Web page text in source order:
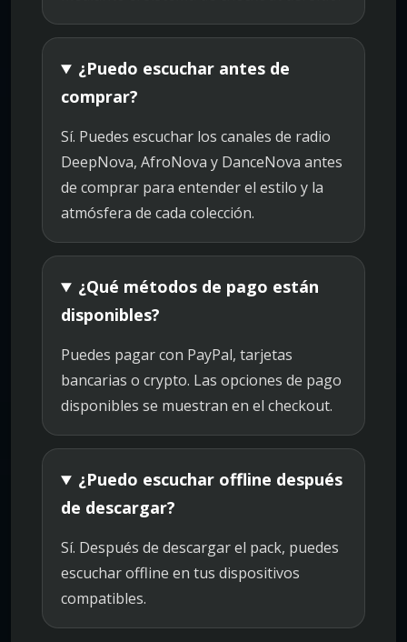
¿Puedo escuchar antes de
comprar?
Sí. Puedes escuchar los canales de radio
DeepNova, AfroNova y DanceNova antes
de comprar para entender el estilo y la
atmósfera de cada colección.
¿Qué métodos de pago están
disponibles?
Puedes pagar con PayPal, tarjetas
bancarias o crypto. Las opciones de pago
disponibles se muestran en el checkout.
¿Puedo escuchar offline después
de descargar?
Sí. Después de descargar el pack, puedes
escuchar offline en tus dispositivos
compatibles.